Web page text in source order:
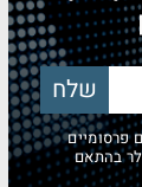
פרסומיים
בהתאם